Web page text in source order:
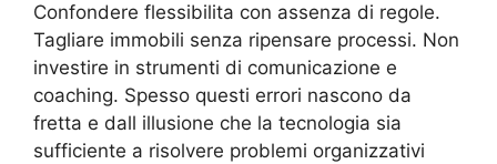
Confondere flessibilita con assenza di regole.
Tagliare immobili senza ripensare processi. Non
investire in strumenti di comunicazione e
coaching. Spesso questi errori nascono da
fretta e dall illusione che la tecnologia sia
sufficiente a risolvere problemi organizzativi